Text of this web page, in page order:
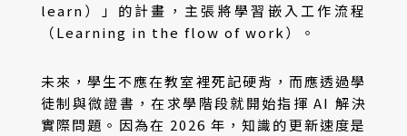
learn）」的計畫，主張將學習嵌入工作流程
（Learning in the flow of work）。
未來，學生不應在教室裡死記硬背，而應透過學
徒制與微證書，在求學階段就開始指揮 AI 解決
實際問題。因為在 2026 年，知識的更新速度是